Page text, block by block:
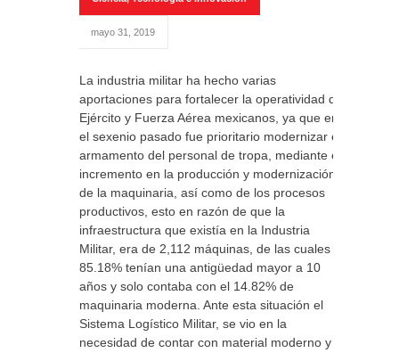
mayo 31, 2019
La industria militar ha hecho varias
aportaciones para fortalecer la operatividad del
Ejército y Fuerza Aérea mexicanos, ya que en
el sexenio pasado fue prioritario modernizar el
armamento del personal de tropa, mediante el
incremento en la producción y modernización
de la maquinaria, así como de los procesos
productivos, esto en razón de que la
infraestructura que existía en la Industria
Militar, era de 2,112 máquinas, de las cuales el
85.18% tenían una antigüedad mayor a 10
años y solo contaba con el 14.82% de
maquinaria moderna. Ante esta situación el
Sistema Logístico Militar, se vio en la
necesidad de contar con material moderno y